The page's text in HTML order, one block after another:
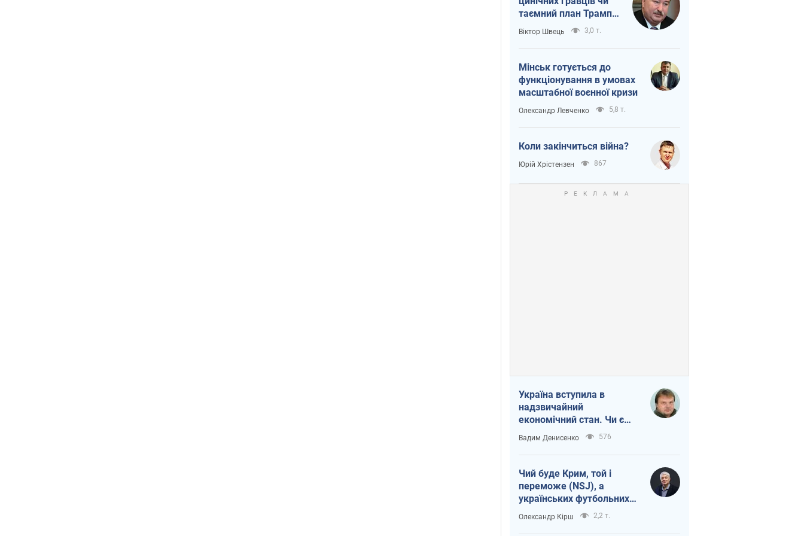
таємний план Трампа
і Путіна?
Віктор Швець 3,0 т.
Мінськ готується до
функціонування в умовах
масштабної воєнної кризи
Олександр Левченко 5,8 т.
Коли закінчиться війна?
Юрій Хрістензен 867
Україна вступила в
надзвичайний
економічний стан. Чи є
світло вкінці тунелю?
Вадим Денисенко 576
Чий буде Крим, той і
переможе (NSJ), а
українських футбольних
чиновників можуть
назвати вбивцями
Олександр Кірш 2,2 т.